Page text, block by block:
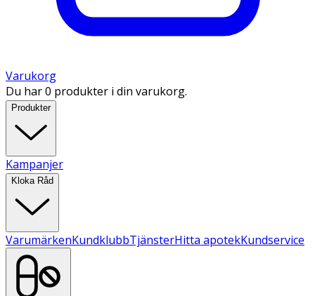
Varukorg
Du har 0 produkter i din varukorg.
Produkter
Kampanjer
Kloka Råd
VarumärkenKundklubbTjänsterHitta apotekKundservice